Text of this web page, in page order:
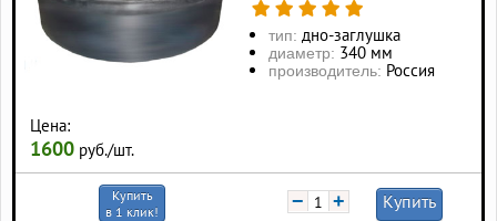
Цена:
1600 руб./шт.
тип: дно-заглушка
диаметр: 340 мм
производитель: Россия
Купить
в 1 клик!
− + Купить